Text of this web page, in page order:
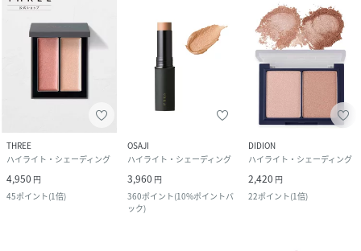
THREE
ハイライト・シェーディング
4,950 円
45ポイント(1倍)
OSAJI
ハイライト・シェーディング
3,960 円
360ポイント(10%ポイントバ
ック)
DIDION
ハイライト・シェーディング
2,420 円
22ポイント(1倍)